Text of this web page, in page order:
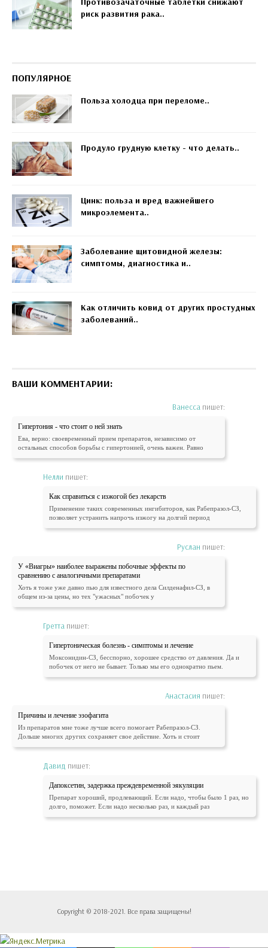
риск развития рака..
ПОПУЛЯРНОЕ
Польза холодца при переломе..
Продуло грудную клетку - что делать..
Цинк: польза и вред важнейшего
микроэлемента..
Заболевание щитовидной железы:
симптомы, диагностика и..
Как отличить ковид от других простудных
заболеваний..
ВАШИ КОММЕНТАРИИ:
Ванесса пишет:
Гипертония - что стоит о ней знать
Ева, верно: своевременный прием препаратов, независимо от
остальных способов борьбы с гипертонией, очень важен. Равно
Нелли пишет:
Как справиться с изжогой без лекарств
Применение таких современных ингибиторов, как Рабепразол-СЗ,
позволяет устранить напрочь изжогу на долгий период
Руслан пишет:
У «Виагры» наиболее выражены побочные эффекты по
сравнению с аналогичными препаратами
Хоть я тоже уже давно пью для известного дела Силденафил-СЗ, в
общем из-за цены, но тех "ужасных" побочек у
Гретта пишет:
Гипертоническая болезнь - симптомы и лечение
Моксонидин-СЗ, бесспорно, хорошее средство от давления. Да и
побочек от него не бывает. Только мы его однократно пьем.
Анастасия пишет:
Причины и лечение эзофагита
Из препаратов мне тоже лучше всего помогает Рабепразол-СЗ.
Дольше многих других сохраняет свое действие. Хоть и стоит
Давид пишет:
Дапоксетин, задержка преждевременной эякуляции
Препарат хороший, продлевающий. Если надо, чтобы было 1 раз, но
долго, поможет. Если надо несколько раз, и каждый раз
Copyright © 2018-2021. Все права защищены!